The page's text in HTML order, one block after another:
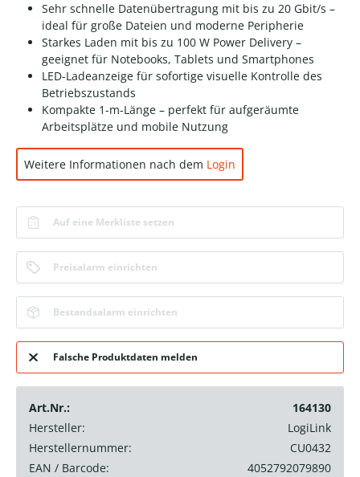
Sehr schnelle Datenübertragung mit bis zu 20 Gbit/s –
ideal für große Dateien und moderne Peripherie
Starkes Laden mit bis zu 100 W Power Delivery –
geeignet für Notebooks, Tablets und Smartphones
LED-Ladeanzeige für sofortige visuelle Kontrolle des
Betriebszustands
Kompakte 1-m-Länge – perfekt für aufgeräumte
Arbeitsplätze und mobile Nutzung
Weitere Informationen nach dem Login
Auf eine Merkliste setzen
Preisalarm einrichten
Bestandsalarm einrichten
Falsche Produktdaten melden
Art.Nr.:
164130
Hersteller:
LogiLink
Herstellernummer:
CU0432
EAN / Barcode:
4052792079890